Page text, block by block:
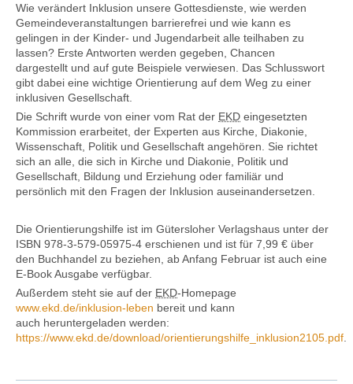
Kontakt
Wie verändert Inklusion unsere Gottesdienste, wie werden
Gemeindeveranstaltungen barrierefrei und wie kann es
gelingen in der Kinder- und Jugendarbeit alle teilhaben zu
lassen? Erste Antworten werden gegeben, Chancen
dargestellt und auf gute Beispiele verwiesen. Das Schlusswort
gibt dabei eine wichtige Orientierung auf dem Weg zu einer
inklusiven Gesellschaft.
Die Schrift wurde von einer vom Rat der EKD eingesetzten
Kommission erarbeitet, der Experten aus Kirche, Diakonie,
Wissenschaft, Politik und Gesellschaft angehören. Sie richtet
sich an alle, die sich in Kirche und Diakonie, Politik und
Gesellschaft, Bildung und Erziehung oder familiär und
persönlich mit den Fragen der Inklusion auseinandersetzen.
Die Orientierungshilfe ist im Gütersloher Verlagshaus unter der
ISBN 978-3-579-05975-4 erschienen und ist für 7,99 € über
den Buchhandel zu beziehen, ab Anfang Februar ist auch eine
E-Book Ausgabe verfügbar.
Außerdem steht sie auf der EKD-Homepage
www.ekd.de/inklusion-leben bereit und kann
auch heruntergeladen werden:
https://www.ekd.de/download/orientierungshilfe_inklusion2105.pdf